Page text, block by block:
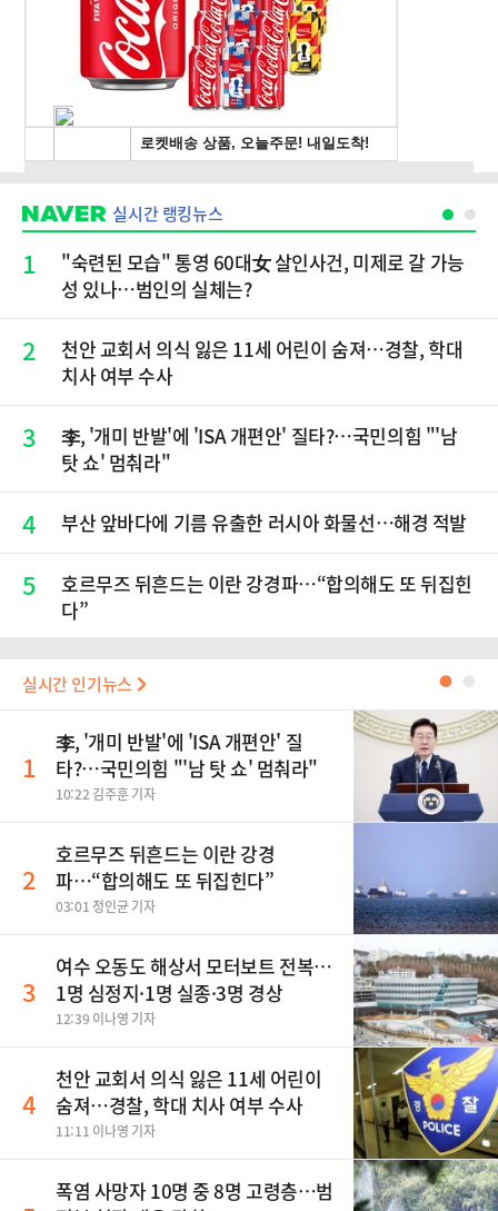
실시간 랭킹뉴스
1
"숙련된 모습" 통영 60대女 살인사건, 미제로 갈 가능
성 있나…범인의 실체는?
2
천안 교회서 의식 잃은 11세 어린이 숨져…경찰, 학대
치사 여부 수사
3
李, '개미 반발'에 'ISA 개편안' 질타?…국민의힘 "'남
탓 쇼' 멈춰라"
4 부산 앞바다에 기름 유출한 러시아 화물선…해경 적발
5
호르무즈 뒤흔드는 이란 강경파…“합의해도 또 뒤집힌
다”
실시간 인기뉴스 ●
1
李, '개미 반발'에 'ISA 개편안' 질
타?…국민의힘 "'남 탓 쇼' 멈춰라"
10:22 김주훈 기자
2
호르무즈 뒤흔드는 이란 강경
파…“합의해도 또 뒤집힌다”
03:01 정인균 기자
3
여수 오동도 해상서 모터보트 전복…
1명 심정지·1명 실종·3명 경상
12:39 이나영 기자
4
천안 교회서 의식 잃은 11세 어린이
숨져…경찰, 학대 치사 여부 수사
11:11 이나영 기자
폭염 사망자 10명 중 8명 고령층…범